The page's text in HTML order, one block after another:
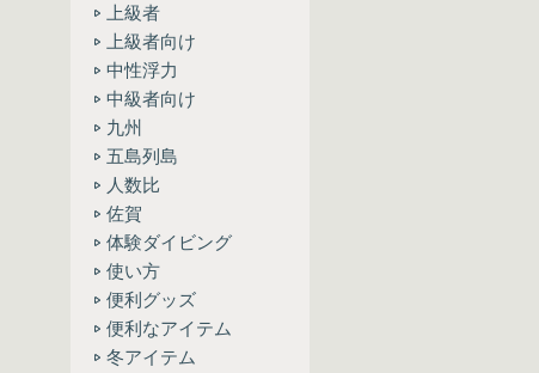
上級者
上級者向け
中性浮力
中級者向け
九州
五島列島
人数比
佐賀
体験ダイビング
使い方
便利グッズ
便利なアイテム
冬アイテム